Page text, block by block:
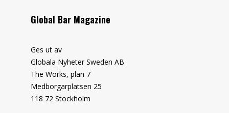
Global Bar Magazine
Ges ut av
Globala Nyheter Sweden AB
The Works, plan 7
Medborgarplatsen 25
118 72 Stockholm